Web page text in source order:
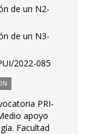
de un N2-
de un N3-
2022-085
PRI-
apoyo
Facultad